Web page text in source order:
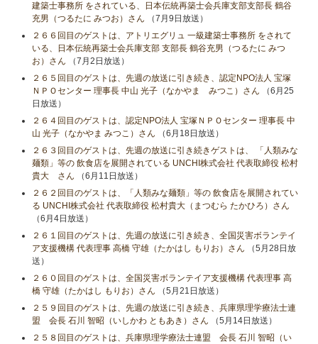
建築士事務所 をされている、日本伝統再築士会兵庫支部支部長 鶴谷
充男（つるたに みつお）さん （7月9日放送）
２６６回目のゲストは、アトリエグリュ 一級建築士事務所 をされて
いる、日本伝統再築士会兵庫支部 支部長 鶴谷充男（つるたに みつ
お）さん （7月2日放送）
２６５回目のゲストは、先週の放送に引き続き、認定NPO法人 宝塚
ＮＰＯセンター 理事長 中山 光子（なかやま みつこ）さん （6月25
日放送）
２６４回目のゲストは、認定NPO法人 宝塚ＮＰＯセンター 理事長 中
山 光子（なかやま みつこ）さん （6月18日放送）
２６３回目のゲストは、先週の放送に引き続きゲストは、 「人類みな
麺類」等の 飲食店を展開されている UNCHI株式会社 代表取締役 松村
貴大 さん （6月11日放送）
２６２回目のゲストは、「人類みな麺類」等の 飲食店を展開されてい
る UNCHI株式会社 代表取締役 松村貴大（まつむら たかひろ）さん
（6月4日放送）
２６１回目のゲストは、先週の放送に引き続き、全国災害ボランテイ
ア支援機構 代表理事 高橋 守雄（たかはし もりお）さん （5月28日放
送）
２６０回目のゲストは、全国災害ボランテイア支援機構 代表理事 高
橋 守雄（たかはし もりお）さん （5月21日放送）
２５９回目のゲストは、先週の放送に引き続き、兵庫県理学療法士連
盟 会長 石川 智昭（いしかわ ともあき）さん （5月14日放送）
２５８回目のゲストは、兵庫県理学療法士連盟 会長 石川 智昭（い